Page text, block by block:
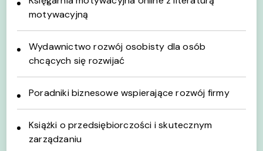
motywacyjną
Wydawnictwo rozwój osobisty dla osób
chcących się rozwijać
Poradniki biznesowe wspierające rozwój firmy
Książki o przedsiębiorczości i skutecznym
zarządzaniu